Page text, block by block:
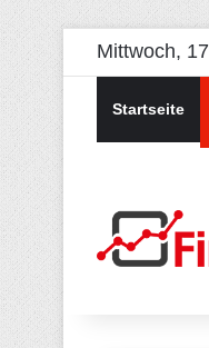
Mittwoch,
Startseite